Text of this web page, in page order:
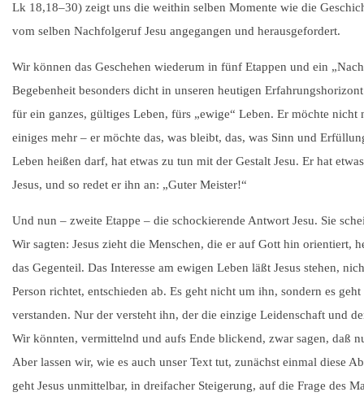
Lk 18,18–30) zeigt uns die weithin selben Momente wie die
vom selben Nachfolgeruf Jesu angegangen und herausgefordert.
Wir können das Geschehen wiederum in fünf Etappen und ein
Begebenheit besonders dicht in unseren heutigen
für ein ganzes, gültiges Leben, fürs „ewige“ Leben. Er möchte
einiges mehr – er möchte das, was bleibt, das, was Sinn und
Leben heißen darf, hat etwas zu tun mit der Gestalt Jesu. Er hat
Jesus, und so redet er ihn an: „Guter Meister!“
Und nun – zweite Etappe – die schockierende Antwort Jesu. Sie
Wir sagten: Jesus zieht die Menschen, die er auf Gott hin orientiert,
das Gegenteil. Das Interesse am ewigen Leben läßt Jesus stehen,
Person richtet, entschieden ab. Es geht nicht um ihn, sondern es
verstanden. Nur der versteht ihn, der die einzige Leidenschaft und
Wir könnten, vermittelnd und aufs Ende blickend, zwar sagen, daß
Aber lassen wir, wie es auch unser Text tut, zunächst einmal diese
geht Jesus unmittelbar, in dreifacher Steigerung, auf die Frage des